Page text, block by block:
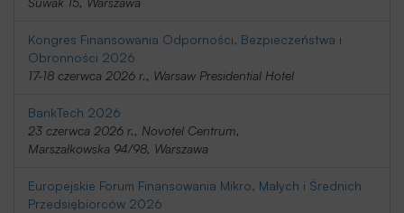
Kongres Finansowania Odporności, Bezpieczeństwa i
Obronności 2026
17-18 czerwca 2026 r., Warsaw Presidential Hotel
BankTech 2026
23 czerwca 2026 r., Novotel Centrum,
Marszałkowska 94/98, Warszawa
Europejskie Forum Finansowania Mikro, Małych i Średnich
Przedsiębiorców 2026